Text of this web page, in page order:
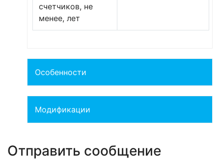
счетчиков, не
менее, лет
Особенности
Модификации
Отправить сообщение